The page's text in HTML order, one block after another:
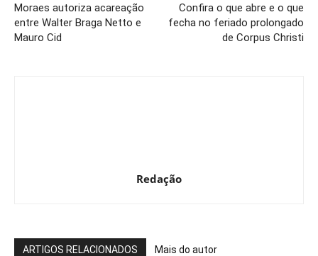
Moraes autoriza acareação
entre Walter Braga Netto e
Mauro Cid
Confira o que abre e o que
fecha no feriado prolongado
de Corpus Christi
Redação
ARTIGOS RELACIONADOS Mais do autor